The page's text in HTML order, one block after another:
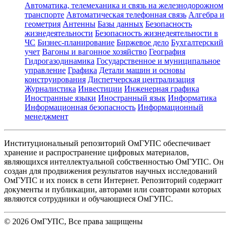
Автоматика, телемеханика и связь на железнодорожном
транспорте Автоматическая телефонная связь Алгебра и
геометрия Антенны Базы данных Безопасность
жизнедеятельности Безопасность жизнедеятельности в
ЧС Бизнес-планирование Биржевое дело Бухгалтерский
учет Вагоны и вагонное хозяйство География
Гидрогазодинамика Государственное и муниципальное
управление Графика Детали машин и основы
конструирования Диспетчерская централизация
Журналистика Инвестиции Инженерная графика
Иностранные языки Иностранный язык Информатика
Информационная безопасность Информационный
менеджмент
Институциональный репозиторий ОмГУПС обеспечивает
хранение и распространение цифровых материалов,
являющихся интеллектуальной собственностью ОмГУПС. Он
создан для продвижения результатов научных исследований
ОмГУПС и их поиск в сети Интернет. Репозиторий содержит
документы и публикации, авторами или соавторами которых
являются сотрудники и обучающиеся ОмГУПС.
© 2026 ОмГУПС, Все права защищены